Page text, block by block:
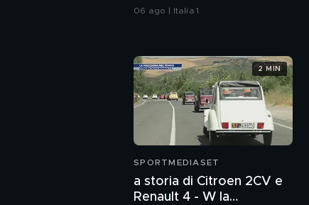
06 ago | Italia 1
SPORTMEDIASET
a storia di Citroen 2CV e
Renault 4 - W la
2 MIN